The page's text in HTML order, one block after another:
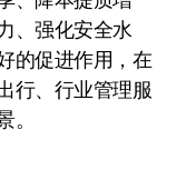
、强化安全水
的促进作用，在
行、行业管理服